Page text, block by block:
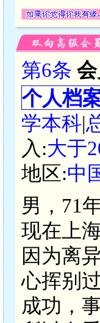
第6条
个人档
学本科|
入:大于
地区:中
男，71
现在上
因为离
心挥别
成功，